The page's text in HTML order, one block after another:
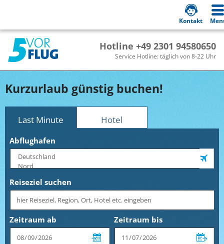
Hotline +49 2301 94580650
Service Hotline: täglich von 8-22 Uhr
Kontakt
Kurzurlaub günstig buchen!
Last Minute Hotel
Abflughafen
Reiseziel suchen
Zeitraum ab Zeitraum bis